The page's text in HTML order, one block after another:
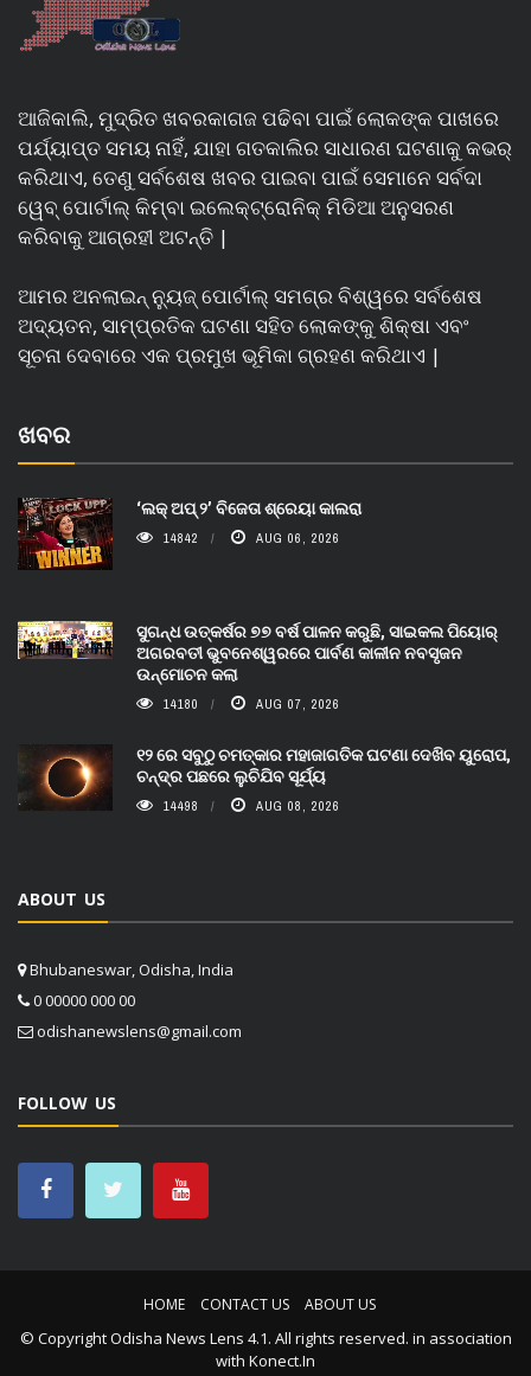
ଆଜିକାଲି, ମୁଦ୍ରିତ ଖବରକାଗଜ ପଢିବା ପାଇଁ ଲୋକଙ୍କ ପାଖରେ
ପର୍ଯ୍ୟାପ୍ତ ସମୟ ନାହିଁ, ଯାହା ଗତକାଲିର ସାଧାରଣ ଘଟଣାକୁ କଭର୍
କରିଥାଏ, ତେଣୁ ସର୍ବଶେଷ ଖବର ପାଇବା ପାଇଁ ସେମାନେ ସର୍ବଦା
ୱେବ୍ ପୋର୍ଟାଲ୍ କିମ୍ବା ଇଲେକ୍ଟ୍ରୋନିକ୍ ମିଡିଆ ଅନୁସରଣ
କରିବାକୁ ଆଗ୍ରହୀ ଅଟନ୍ତି |
ଆମର ଅନଲାଇନ୍ ନ୍ୟୁଜ୍ ପୋର୍ଟାଲ୍ ସମଗ୍ର ବିଶ୍ୱରେ ସର୍ବଶେଷ
ଅଦ୍ୟତନ, ସାମ୍ପ୍ରତିକ ଘଟଣା ସହିତ ଲୋକଙ୍କୁ ଶିକ୍ଷା ଏବଂ
ସୂଚନା ଦେବାରେ ଏକ ପ୍ରମୁଖ ଭୂମିକା ଗ୍ରହଣ କରିଥାଏ |
ଖବର
‘ଲକ୍ ଅପ୍ ୨’ ବିଜେତା ଶ୍ରେୟା କାଲରା
14842 AUG 06, 2026
ସୁଗନ୍ଧ ଉତ୍କର୍ଷର ୭୭ ବର୍ଷ ପାଳନ କରୁଛି, ସାଇକଲ ପିୟୋର୍‌
ଅଗରବତୀ ଭୁବନେଶ୍ୱରରେ ପାର୍ବଣ କାଳୀନ ନବସୃଜନ
ଉନ୍ମୋଚନ କଲା
14180 AUG 07, 2026
୧୨ ରେ ସବୁଠୁ ଚମତ୍କାର ମହାଜାଗତିକ ଘଟଣା ଦେଖିବ ୟୁରୋପ,
ଚନ୍ଦ୍ର ପଛରେ ଲୁଚିଯିବ ସୂର୍ଯ୍ୟ
14498 AUG 08, 2026
ABOUT US
Bhubaneswar, Odisha, India
0 00000 000 00
odishanewslens@gmail.com
FOLLOW US
HOME CONTACT US ABOUT US
© CopyrightOdisha News Lens 4.1. All rights reserved. in association
with Konect.In